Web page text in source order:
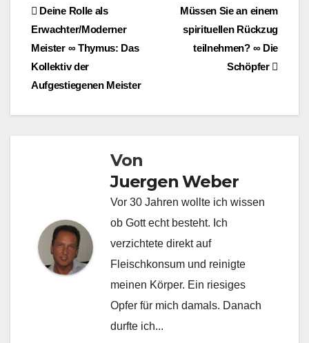
BeitragsnavigationMüssen Sie an einem
spirituellen Rückzug
teilnehmen? ∞ Die
Schöpfer
Deine Rolle als
Erwachter/Moderner
Meister ∞ Thymus: Das
Kollektiv der
Aufgestiegenen Meister
Von
Juergen Weber
Vor 30 Jahren wollte ich wissen
ob Gott echt besteht. Ich
verzichtete direkt auf
Fleischkonsum und reinigte
meinen Körper. Ein riesiges
Opfer für mich damals. Danach
durfte ich...